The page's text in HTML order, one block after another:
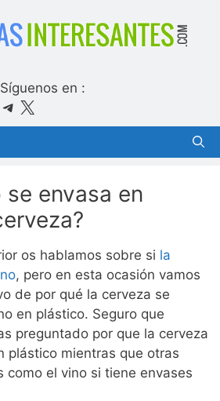
Síguenos en :
Telegram
X
se envasa en
os hablamos sobre si la
, pero en esta ocasión vamos
de por qué la cerveza se
en plástico. Seguro que
preguntado por que la cerveza
plástico mientras que otras
como el vino si tiene envases